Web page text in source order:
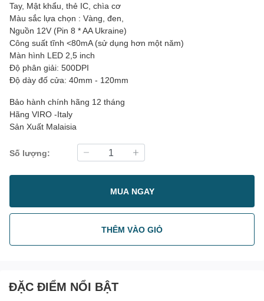
Tay, Mật khẩu, thẻ IC, chìa cơ
Màu sắc lựa chọn : Vàng, đen,
Nguồn 12V (Pin 8 * AA Ukraine)
Công suất tĩnh <80mA (sử dụng hơn một năm)
Màn hình LED 2,5 inch
Độ phân giải: 500DPI
Độ dày đố cửa: 40mm - 120mm
Bảo hành chính hãng 12 tháng
Hãng VIRO -Italy
Sản Xuất Malaisia
Số lượng:
MUA NGAY
THÊM VÀO GIỎ
ĐẶC ĐIỂM NỔI BẬT